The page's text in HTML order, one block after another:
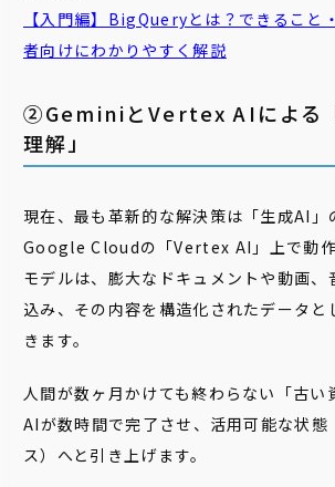
【入門編】BigQueryとは？できること
者向けにわかりやすく解説
②GeminiとVertex AIによる
理解」
現在、最も革新的な解決策は「生成AI」
Google Cloudの「Vertex AI」上で動
モデルは、膨大なドキュメントや動画、
込み、その内容を構造化されたデータと
きます。
人間が数ヶ月かけても終わらない「古い
AIが数時間で完了させ、活用可能な状態
ス）へと引き上げます。